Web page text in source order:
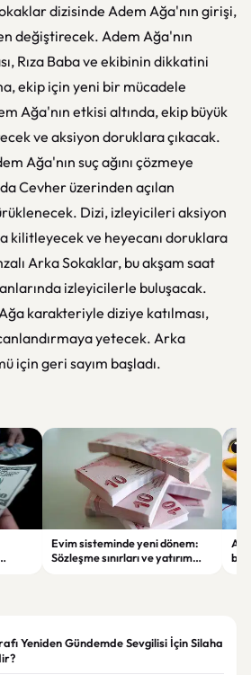
dizisinde Adem Ağa'nın girişi,
değiştirecek. Adem Ağa'nın
Rıza Baba ve ekibinin dikkatini
ekip için yeni bir mücadele
Ağa'nın etkisi altında, ekip büyük
ve aksiyon doruklara çıkacak.
Ağa'nın suç ağını çözmeye
Cevher üzerinden açılan
Dizi, izleyicileri aksiyon
kilitleyecek ve heyecanı doruklara
Arka Sokaklar, bu akşam saat
izleyicilerle buluşacak.
karakteriyle diziye katılması,
yetecek. Arka
için geri sayım başladı.
Evim sisteminde yeni dönem:
Sözleşme sınırları ve yatırım
Yeniden Gündemde Sevgilisi İçin Silaha